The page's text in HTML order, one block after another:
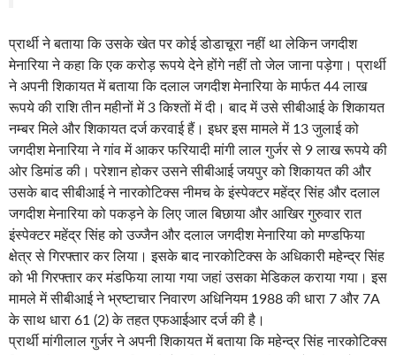
प्रार्थी ने बताया कि उसके खेत पर कोई डोडाचूरा नहीं था लेकिन जगदीश
मेनारिया ने कहा कि एक करोड़ रूपये देने होंगे नहीं तो जेल जाना पड़ेगा। प्रार्थी
ने अपनी शिकायत में बताया कि दलाल जगदीश मेनारिया के मार्फत 44 लाख
रूपये की राशि तीन महीनों में 3 किश्ताें में दी। बाद में उसे सीबीआई के शिकायत
नम्बर मिले और शिकायत दर्ज करवाई हैं। इधर इस मामले में 13 जुलाई को
जगदीश मेनारिया ने गांव में आकर फरियादी मांगी लाल गुर्जर से 9 लाख रूपये की
ओर डिमांड की। परेशान होकर उसने सीबीआई जयपुर को शिकायत की और
उसके बाद सीबीआई ने नारकोटिक्स नीमच के इंस्पेक्टर महेंद्र सिंह और दलाल
जगदीश मेनारिया को पकड़ने के लिए जाल बिछाया और आखिर गुरुवार रात
इंस्पेक्टर महेंद्र सिंह को उज्जैन और दलाल जगदीश मेनारिया को मण्डफिया
क्षेत्र से गिरफ्तार कर लिया। इसके बाद नारकोटिक्स के अधिकारी महेन्द्र सिंह
को भी गिरफ्तार कर मंडफिया लाया गया जहां उसका मेडिकल कराया गया। इस
मामले में सीबीआई ने भ्रष्टाचार निवारण अधिनियम 1988 की धारा 7 और 7A
के साथ धारा 61 (2) के तहत एफआईआर दर्ज की है।
प्रार्थी मांगीलाल गुर्जर ने अपनी शिकायत में बताया कि महेन्द्र सिंह नारकोटिक्स